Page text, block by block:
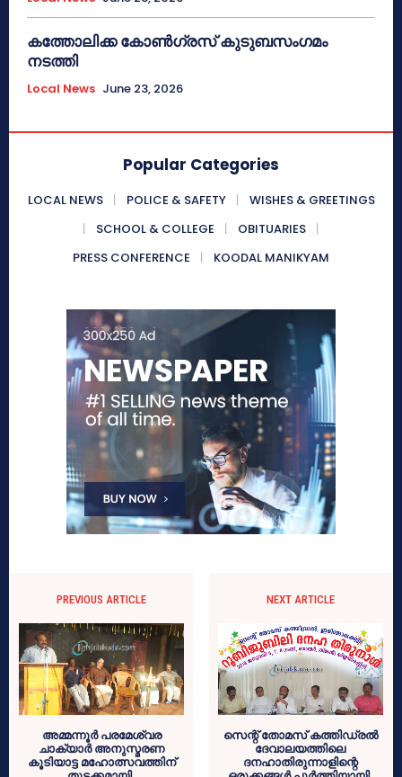
കത്തോലിക്ക കോൺഗ്രസ് കുടുബസംഗമം
നടത്തി
Local News June 23, 2026
Popular Categories
LOCAL NEWS POLICE & SAFETY
WISHES & GREETINGS
SCHOOL & COLLEGE
OBITUARIES
PRESS CONFERENCE
KOODAL MANIKYAM
PREVIOUS ARTICLE
അമ്മന്നൂര്‍ പരമേശ്വര
ചാക്യാര്‍ അനുസ്മരണ
കൂടിയാട്ട മഹോത്സവത്തിന്
NEXT ARTICLE
സെന്റ് തോമസ് കത്തിഡ്രല്‍
ദേവാലയത്തിലെ
ദനഹാതിരുന്നാളിന്റെ